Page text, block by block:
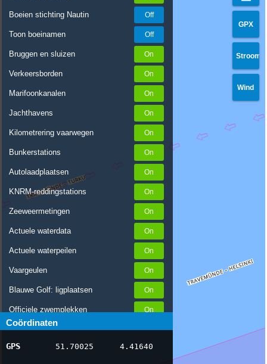
Boeien stichting Nautin
Toon boeinamen
Bruggen en sluizen
Verkeersborden
Marifoonkanalen
Jachthavens
Kilometrering vaarwegen
Bunkerstations
Autolaadplaatsen
KNRM-reddingstations
Zeeweermetingen
Actuele waterdata
Actuele waterpeilen
Vaargeulen
Blauwe Golf: ligplaatsen
Officiele zwemplekken
Stremmingen/hinder
AIS scheepsposities
Coördinaten
GPS 51.70025 4.41640
GPX
Stroom
Wind